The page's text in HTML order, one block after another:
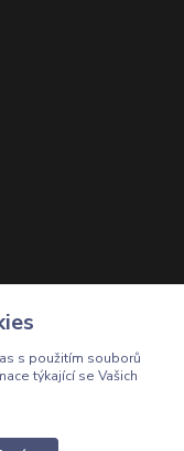
s použitím souborů
týkající se Vašich